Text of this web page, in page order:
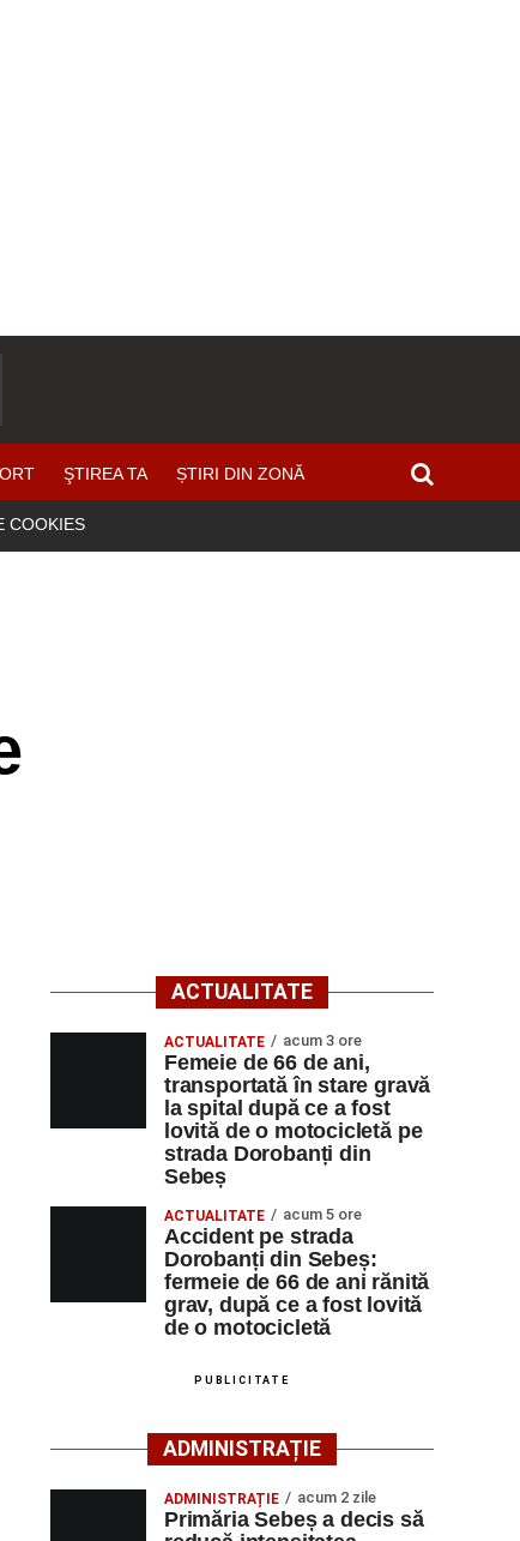
ŞTIREA TA ȘTIRI DIN ZONĂ
COOKIES
ACTUALITATE
ACTUALITATE acum 3 ore
Femeie de 66 de ani,
transportată în stare gravă
la spital după ce a fost
lovită de o motocicletă pe
strada Dorobanți din
Sebeș
ACTUALITATE acum 5 ore
Accident pe strada
Dorobanți din Sebeș:
fermeie de 66 de ani rănită
grav, după ce a fost lovită
de o motocicletă
PUBLICITATE
ADMINISTRAȚIE
ADMINISTRAȚIE acum 2 zile
Primăria Sebeș a decis să